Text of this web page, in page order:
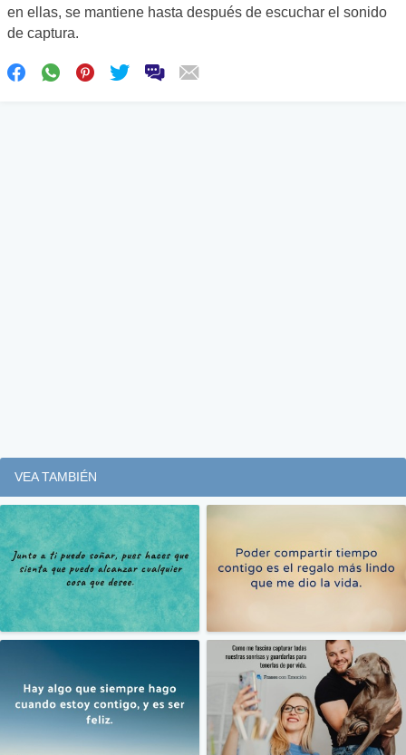
en ellas, se mantiene hasta después de escuchar el sonido
de captura.
VEA TAMBIÉN